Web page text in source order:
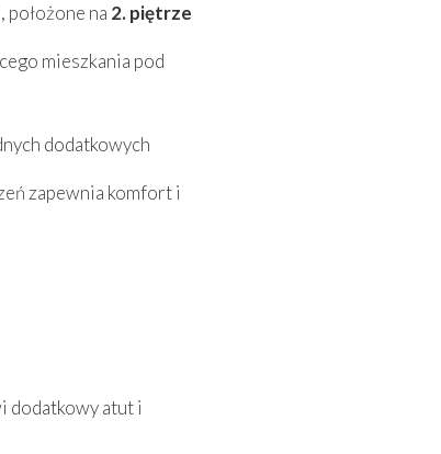
, położone na 2. piętrze
mieszkania pod
dodatkowych
zapewnia komfort i
dodatkowy atut i